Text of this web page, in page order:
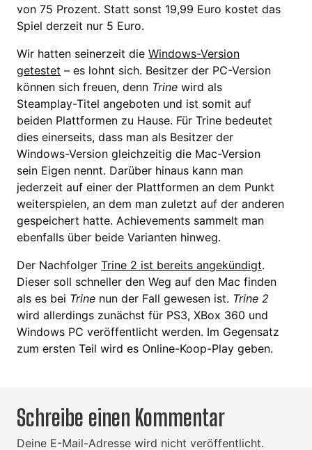
von 75 Prozent. Statt sonst 19,99 Euro kostet das
Spiel derzeit nur 5 Euro.
Wir hatten seinerzeit die Windows-Version
getestet – es lohnt sich. Besitzer der PC-Version
können sich freuen, denn Trine wird als
Steamplay-Titel angeboten und ist somit auf
beiden Plattformen zu Hause. Für Trine bedeutet
dies einerseits, dass man als Besitzer der
Windows-Version gleichzeitig die Mac-Version
sein Eigen nennt. Darüber hinaus kann man
jederzeit auf einer der Plattformen an dem Punkt
weiterspielen, an dem man zuletzt auf der anderen
gespeichert hatte. Achievements sammelt man
ebenfalls über beide Varianten hinweg.
Der Nachfolger Trine 2 ist bereits angekündigt.
Dieser soll schneller den Weg auf den Mac finden
als es bei Trine nun der Fall gewesen ist. Trine 2
wird allerdings zunächst für PS3, XBox 360 und
Windows PC veröffentlicht werden. Im Gegensatz
zum ersten Teil wird es Online-Koop-Play geben.
Schreibe einen Kommentar
Deine E-Mail-Adresse wird nicht veröffentlicht.